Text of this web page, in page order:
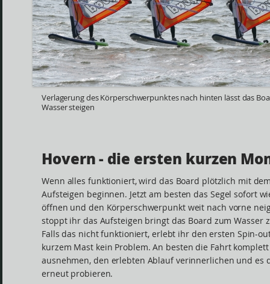
Verlagerung des Körperschwerpunktes nach hinten lässt das
Wasser steigen
Hovern - die ersten kurzen
Wenn alles funktioniert, wird das Board plötzlich mit
Aufsteigen beginnen. Jetzt am besten das Segel sofort
öffnen und den Körperschwerpunkt weit nach vorne
stoppt ihr das Aufsteigen bringt das Board zum Wasser
Falls das nicht funktioniert, erlebt ihr den ersten Spin-
kurzem Mast kein Problem. An besten die Fahrt komplett
ausnehmen, den erlebten Ablauf verinnerlichen und es
erneut probieren.